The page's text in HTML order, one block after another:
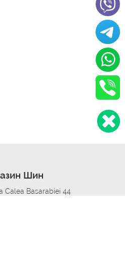
Шин
Calea Basarabiei 44